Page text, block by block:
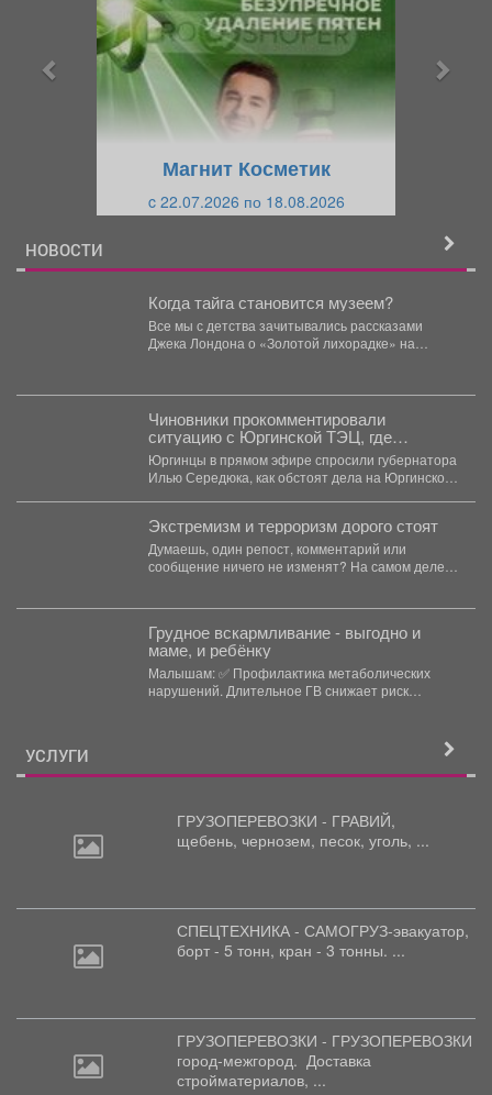
Магнит Косметик
c 22.07.2026 по 18.08.2026
НОВОСТИ
Когда тайга становится музеем?
Все мы с детства зачитывались рассказами
Джека Лондона о «Золотой лихорадке» на
Чиновники прокомментировали
ситуацию с Юргинской ТЭЦ, где
меняется «хозяин»
Юргинцы в прямом эфире спросили губернатора
Илью Середюка, как обстоят дела на Юргинской
Экстремизм и терроризм дорого стоят
Думаешь, один репост, комментарий или
сообщение ничего не изменят? На самом деле у
Грудное вскармливание - выгодно и
маме, и ребёнку
Малышам: ✅ Профилактика метаболических
нарушений. Длительное ГВ снижает риск
УСЛУГИ
ГРУЗОПЕРЕВОЗКИ - ГРАВИЙ,
щебень, чернозем, песок, уголь, ...
СПЕЦТЕХНИКА - САМОГРУЗ-эвакуатор,
борт - 5 тонн, кран - 3 тонны. ...
ГРУЗОПЕРЕВОЗКИ - ГРУЗОПЕРЕВОЗКИ
город-межгород. Доставка
стройматериалов, ...